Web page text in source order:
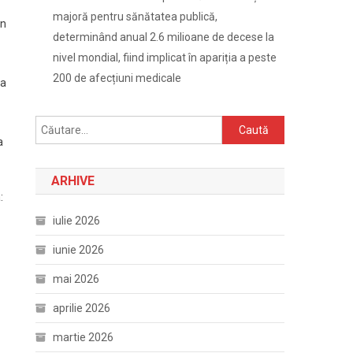
majoră pentru sănătatea publică,
determinând anual 2.6 milioane de decese la
nivel mondial, fiind implicat în apariția a peste
200 de afecțiuni medicale
Caută
după:
ARHIVE
iulie 2026
iunie 2026
mai 2026
aprilie 2026
martie 2026